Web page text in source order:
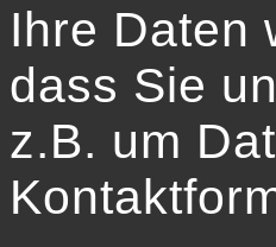
Ihre Daten
dass Sie
z.B. um